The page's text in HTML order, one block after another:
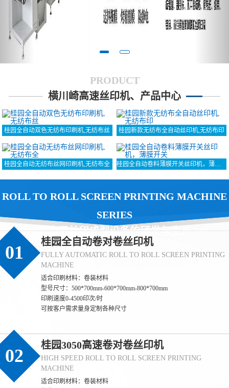
PRODUCT
横川崎高速丝印机、产品中心
桂园全自动双色无纺布印刷机,无纺布丝 桂园新款无纺布全自动丝印机,无纺布印
桂园全自动无纺布丝网印刷机,无纺布全 桂园全自动卷料薄膜开关丝印机，薄膜开关
ROLL TO ROLL SCREEN PRINTING MACHINE
SERIES
致力于丝印成型设备的研发与生产
01
桂园全自动卷对卷丝印机
FULLY AUTOMATIC ROLL TO ROLL SCREEN PRINTING
MACHINE
适合印刷材料：卷装材料
型号尺寸：500*700mm-600*700mm-800*700mm
印刷速度0-4500印次/时
可按客户需求量身定制各种尺寸
02
桂园3050高速卷对卷丝印机
HIGH SPEED ROLL TO ROLL SCREEN PRINTING
MACHINE
适合印刷材料：卷装材料